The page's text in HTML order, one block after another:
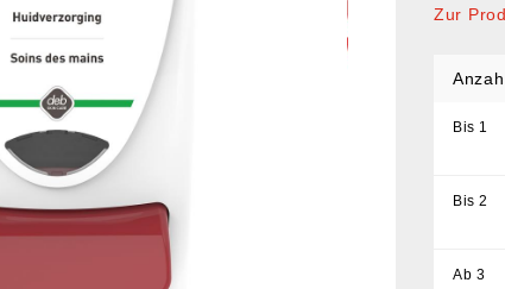
Zur
Bis 1
Bis2
Ab 3